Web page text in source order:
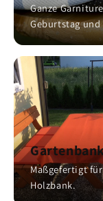
Ganze
Geburtstag und
Maßgefertigt
Holzbank.